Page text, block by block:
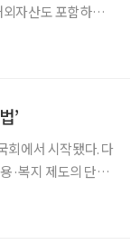
’
회에서 시작됐다. 다
·복지 제도의 단순